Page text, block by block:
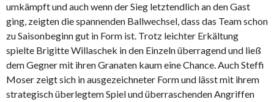
umkämpft und auch wenn der Sieg letztendlich an den Gast
ging, zeigten die spannenden Ballwechsel, dass das Team schon
zu Saisonbeginn gut in Form ist. Trotz leichter Erkältung
spielte Brigitte Willaschek in den Einzeln überragend und ließ
dem Gegner mit ihren Granaten kaum eine Chance. Auch Steffi
Moser zeigt sich in ausgezeichneter Form und lässt mit ihrem
strategisch überlegtem Spiel und überraschenden Angriffen